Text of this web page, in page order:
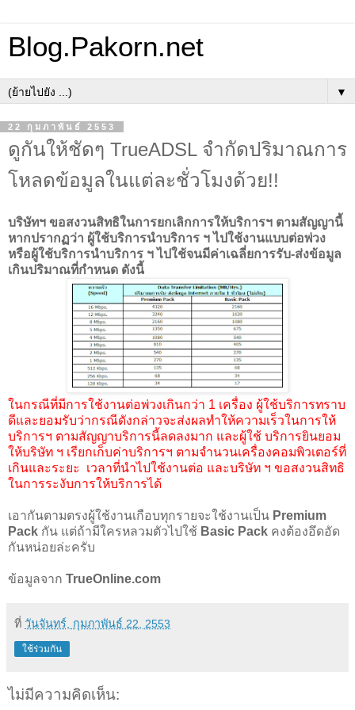
Blog.Pakorn.net
▼
22 กุมภาพันธ์ 2553
ดูกันให้ชัดๆ TrueADSL จำกัดปริมาณการ
โหลดข้อมูลในแต่ละชั่วโมงด้วย!!
บริษัทฯ ขอสงวนสิทธิในการยกเลิกการให้บริการฯ ตามสัญญานี้
หากปรากฏว่า ผู้ใช้บริการนำบริการ ฯ ไปใช้งานแบบต่อพ่วง
หรือผู้ใช้บริการนำบริการ ฯ ไปใช้จนมีค่าเฉลี่ยการรับ-ส่งข้อมูล
เกินปริมาณที่กำหนด ดังนี้
ในกรณีที่มีการใช้งานต่อพ่วงเกินกว่า 1 เครื่อง ผู้ใช้บริการทราบ
ดีและยอมรับว่ากรณีดังกล่าวจะส่งผลทำให้ความเร็วในการให้
บริการฯ ตามสัญญาบริการนี้ลดลงมาก และผู้ใช้ บริการยินยอม
ให้บริษัท ฯ เรียกเก็บค่าบริการฯ ตามจำนวนเครื่องคอมพิวเตอร์ที่
เกินและระยะ เวลาที่นำไปใช้งานต่อ และบริษัท ฯ ขอสงวนสิทธิ
ในการระงับการให้บริการได้
เอากันตามตรงผู้ใช้งานเกือบทุกรายจะใช้งานเป็น Premium
Pack กัน แต่ถ้ามีใครหลวมตัวไปใช้ Basic Pack คงต้องอึดอัด
กันหน่อยล่ะครับ
ข้อมูลจาก TrueOnline.com
ที่ วันจันทร์, กุมภาพันธ์ 22, 2553
ใช้ร่วมกัน
ไม่มีความคิดเห็น: